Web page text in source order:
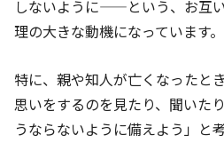
しないように——という、お互
理の大きな動機になっています。
特に、親や知人が亡くなったと
思いをするのを見たり、聞いた
うならないように備えよう」と